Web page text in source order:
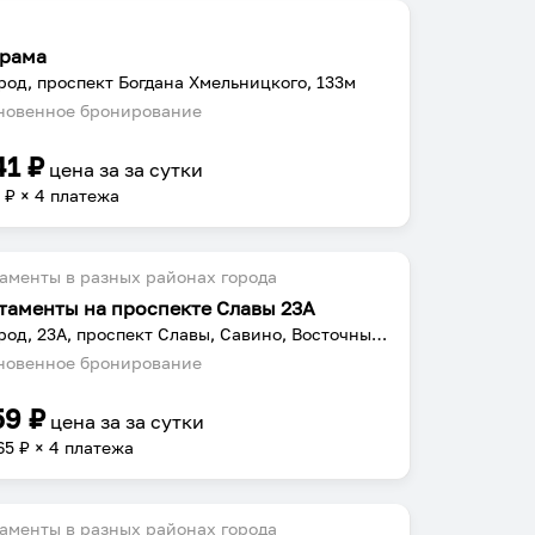
проспект Богдана Хмельницкого, 133м
бронирование
₽ цена заза сутки
₽ × 4 платежа
в разных районах города
на проспекте Славы 23А
Белгород, 23А, проспект Славы, Савино, Восточный округ, Белгород, городской округ Белгород, Белгородская область, Центральный федеральный округ, 308600, Россия
бронирование
₽ цена заза сутки
₽ × 4 платежа
в разных районах города